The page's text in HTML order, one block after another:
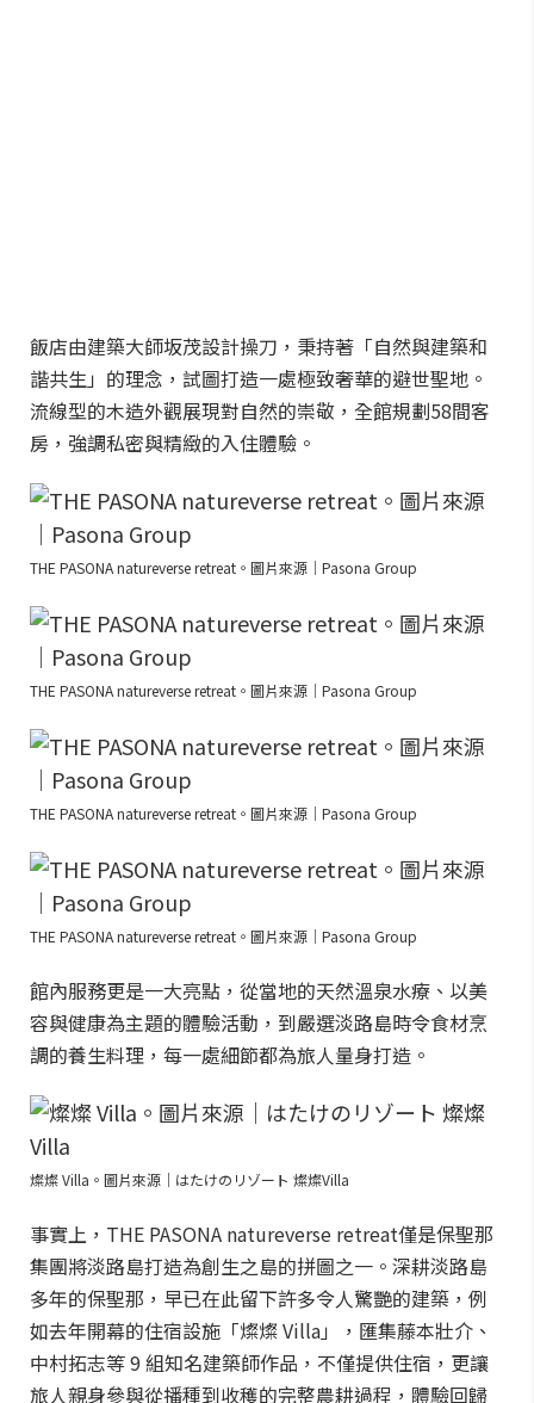
飯店由建築大師坂茂設計操刀，秉持著「自然與建築和
諧共生」的理念，試圖打造一處極致奢華的避世聖地。
流線型的木造外觀展現對自然的崇敬，全館規劃58間客
房，強調私密與精緻的入住體驗。
THE PASONA natureverse retreat。圖片來源｜Pasona Group
THE PASONA natureverse retreat。圖片來源｜Pasona Group
THE PASONA natureverse retreat。圖片來源｜Pasona Group
THE PASONA natureverse retreat。圖片來源｜Pasona Group
館內服務更是一大亮點，從當地的天然溫泉水療、以美
容與健康為主題的體驗活動，到嚴選淡路島時令食材烹
調的養生料理，每一處細節都為旅人量身打造。
燦燦 Villa。圖片來源｜はたけのリゾート 燦燦Villa
事實上，THE PASONA natureverse retreat僅是保聖那
集團將淡路島打造為創生之島的拼圖之一。深耕淡路島
多年的保聖那，早已在此留下許多令人驚艷的建築，例
如去年開幕的住宿設施「燦燦 Villa」，匯集藤本壯介、
中村拓志等 9 組知名建築師作品，不僅提供住宿，更讓
旅人親身參與從播種到收穫的完整農耕過程，體驗回歸